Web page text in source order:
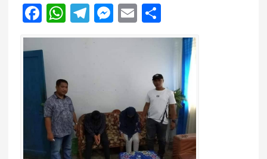
F
a
c
e
b
o
o
k
W
h
A
p
p
T
el
r
a
m
M
e
n
g
er
E
m h
a
re